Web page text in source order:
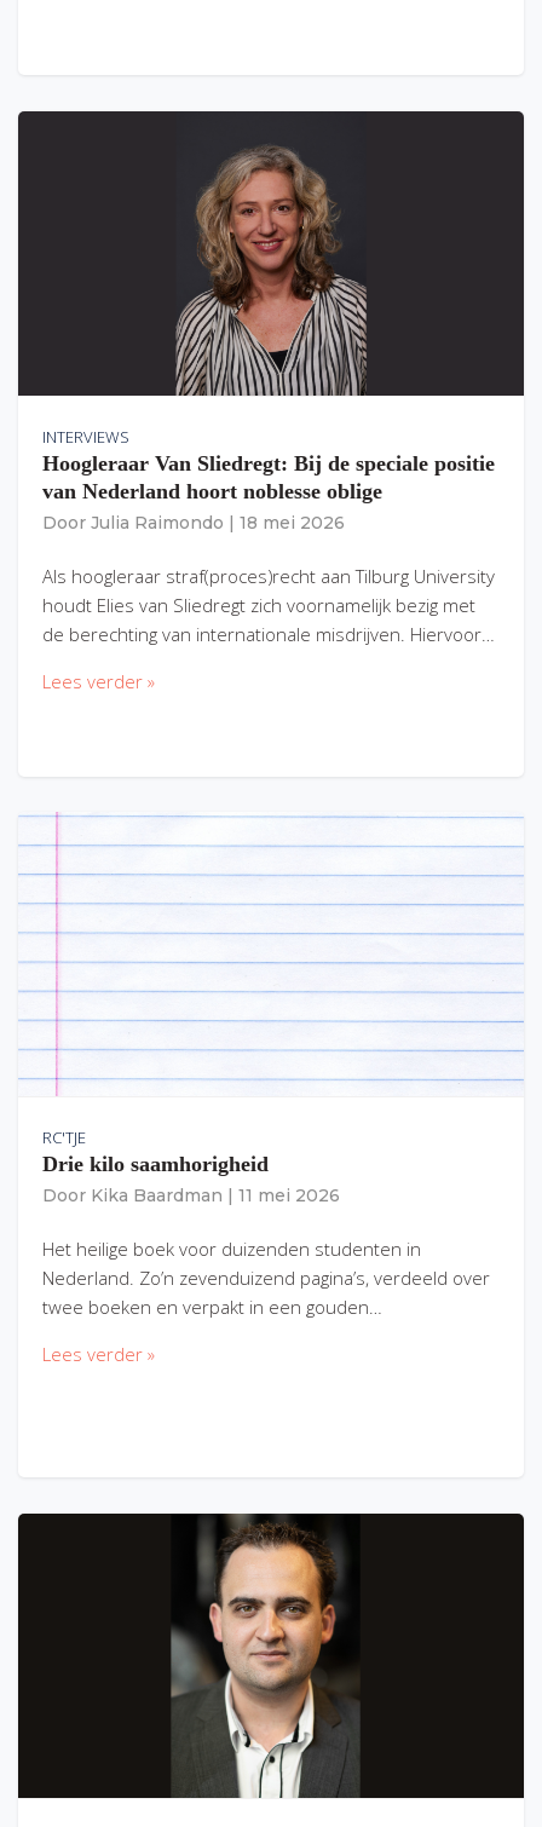
INTERVIEWS
Hoogleraar Van Sliedregt: Bij de speciale positie
van Nederland hoort noblesse oblige
Door Julia Raimondo 18 mei 2026
Als hoogleraar straf(proces)recht aan Tilburg University
houdt Elies van Sliedregt zich voornamelijk bezig met
de berechting van internationale misdrijven. Hiervoor…
Lees verder »
RC'TJE
Drie kilo saamhorigheid
Door Kika Baardman 11 mei 2026
Het heilige boek voor duizenden studenten in
Nederland. Zo’n zevenduizend pagina’s, verdeeld over
twee boeken en verpakt in een gouden…
Lees verder »